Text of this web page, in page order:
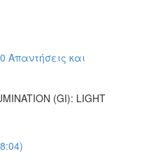
Απαντήσεις και
(GI): LIGHT